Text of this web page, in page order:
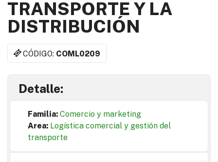
TRANSPORTE Y LA
DISTRIBUCIÓN
CÓDIGO: COML0209
Detalle:
Familia: Comercio y marketing
Area: Logística comercial y gestión del
transporte